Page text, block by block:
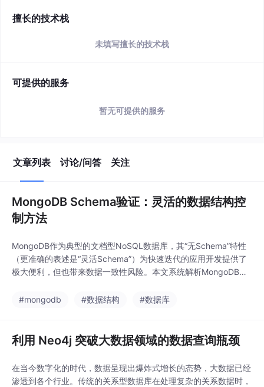
擅长的技术栈
未填写擅长的技术栈
可提供的服务
暂无可提供的服务
文章列表 讨论/问答 关注
MongoDB Schema验证：灵活的数据结构控
制方法
MongoDB作为典型的文档型NoSQL数据库，其“无Schema”特性
（更准确的表述是“灵活Schema”）为快速迭代的应用开发提供了
极大便利，但也带来数据一致性风险。本文系统解析MongoDB的
例的多层次分析，揭示其如何在保持灵活性的同时实现数据结构控
#mongodb #数据结构 #数据库
利用 Neo4j 突破大数据领域的数据查询瓶颈
在当今数字化的时代，数据呈现出爆炸式增长的态势，大数据已经
渗透到各个行业。传统的关系型数据库在处理复杂的关系数据时，